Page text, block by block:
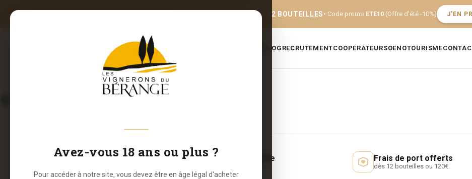
Avez-vous 18 ans ou plus ?
Pour accéder à notre site, vous devez être en âge légal d'acheter
LIVRAISON OFFERTE DÈS 12 BOUTEILLES • Code promo ETE10(Offre d'été -10%) J'EN
BLOG RECRUTEMENTCOOPÉRATEURSOENOTOURISME
Aucun produit ne correspond à votre sélection.
Paiement 100% sécurisé Livraison rapide Frais de port offerts
dès 12 bouteilles ou 120€